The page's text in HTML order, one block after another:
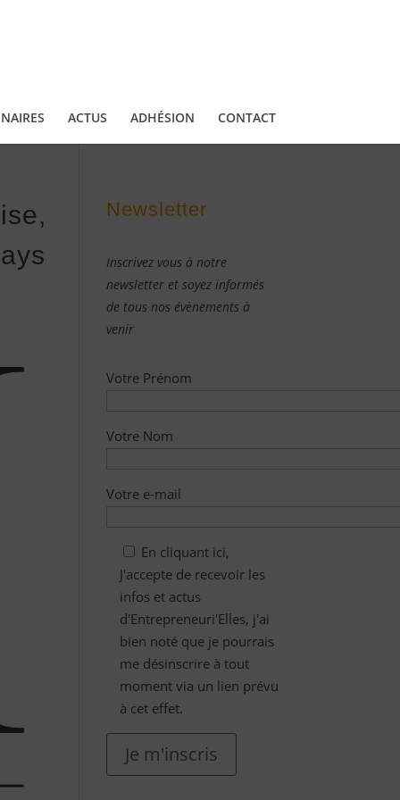
ACTUS ADHÉSION CONTACT
Newsletter
Inscrivez vous à notre
newsletter et soyez informés
de tous nos évènements à
venir
Votre Prénom
Votre Nom
Votre e-mail
En cliquant ici,
J'accepte de recevoir les
infos et actus
d'Entrepreneuri'Elles, j'ai
bien noté que je pourrais
me désinscrire à tout
moment via un lien prévu
à cet effet.
Je m'inscris